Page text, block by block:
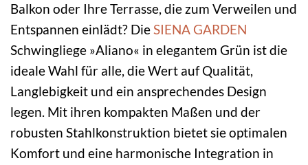
Balkon oder Ihre Terrasse, die zum Verweilen und
Entspannen einlädt? DieSIENA GARDEN
Schwingliege »Aliano« in elegantem Grün ist die
ideale Wahl für alle, die Wert auf Qualität,
Langlebigkeit und ein ansprechendes Design
legen. Mit ihren kompakten Maßen und der
robusten Stahlkonstruktion bietet sie optimalen
Komfort und eine harmonische Integration in